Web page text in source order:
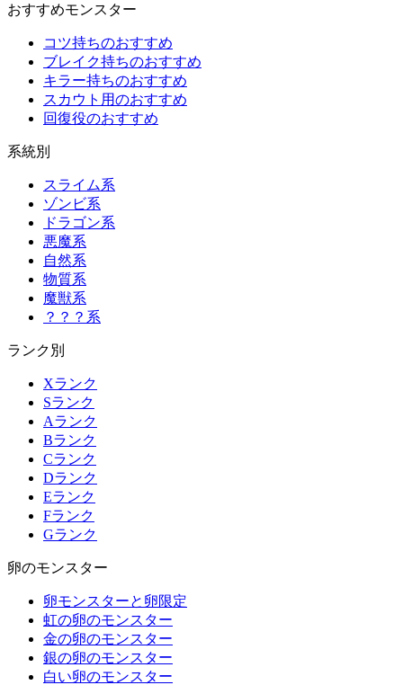
おすすめモンスター
コツ持ちのおすすめ
ブレイク持ちのおすすめ
キラー持ちのおすすめ
スカウト用のおすすめ
回復役のおすすめ
系統別
スライム系
ゾンビ系
ドラゴン系
悪魔系
自然系
物質系
魔獣系
？？？系
ランク別
Xランク
Sランク
Aランク
Bランク
Cランク
Dランク
Eランク
Fランク
Gランク
卵のモンスター
卵モンスターと卵限定
虹の卵のモンスター
金の卵のモンスター
銀の卵のモンスター
白い卵のモンスター